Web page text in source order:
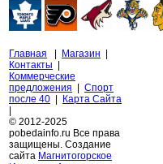
Главная | Магазин |
Контакты |
Коммерческие
предложения | Спорт
после 40 | Карта Сайта
|
© 2012-2025
pobedainfo.ru Все права
защищены. Создание
сайта Магнитогорское